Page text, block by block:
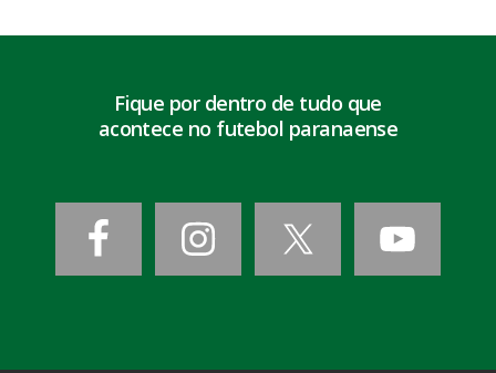
Fique por dentro de tudo que
acontece no futebol paranaense